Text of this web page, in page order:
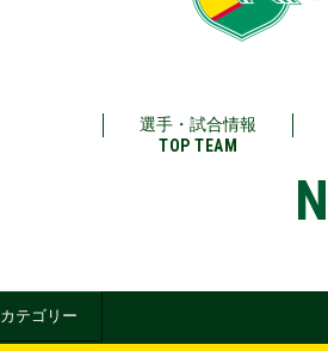
選手・試合情報
TOP TEAM
カテゴリー